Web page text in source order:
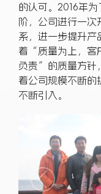
的认可。2016年
阶，公司进行一次
系，进一步提升产
着“质量为上，客
负责”的质量方针
着公司规模不断的
不断引入。